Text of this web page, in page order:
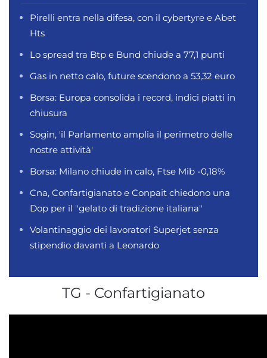
Pirelli entra nella difesa, con il cybertyre e Abet
Hts
Lo spread tra Btp e Bund chiude a 77,1 punti
Gas in netto calo, future scendono a 53,32 euro
Borsa: Europa consolida i record, indici piatti in
chiusura
Sogin, 'il Parlamento amplia il perimetro delle
nostre attività'
Borsa: Milano chiude in calo, Ftse Mib -0,18%
Cna, Confartigianato e Conpait chiedono una
Dop per il "gelato di tradizione italiana"
Volantinaggio dei lavoratori Superjet senza
stipendio davanti a Leonardo
TG - Confartigianato